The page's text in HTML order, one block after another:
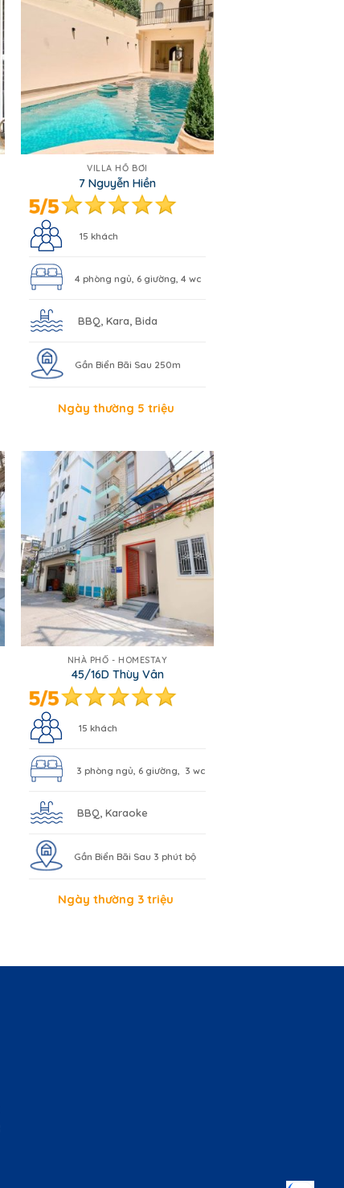
VILLA HỒ BƠI
7 Nguyễn Hiền
15 khách
4 phòng ngủ, 6 giường, 4 wc
BBQ, Kara, Bida
Gần Biển Bãi Sau 250m
Ngày thường 5 triệu
NHÀ PHỐ - HOMESTAY
45/16D Thùy Vân
15 khách
3 phòng ngủ, 6 giường, 3 wc
BBQ, Karaoke
Gần Biển Bãi Sau 3 phút bộ
Ngày thường 3 triệu